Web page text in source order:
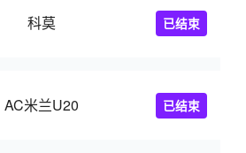
科莫 已结束
AC米兰U20 已结束